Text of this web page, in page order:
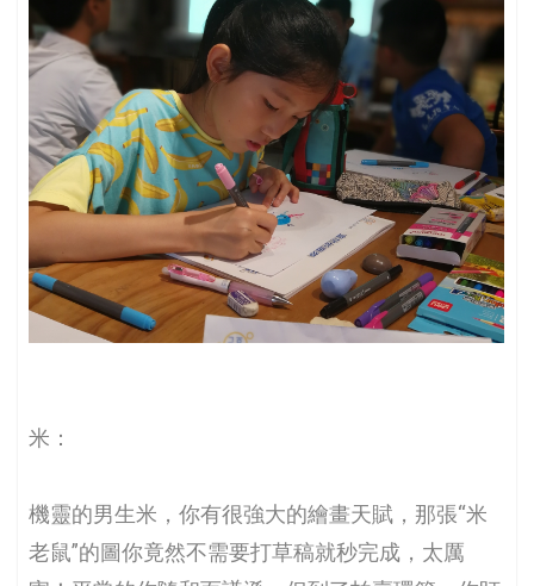
米：
機靈的男生米，你有很強大的繪畫天賦，那張“米
老鼠”的圖你竟然不需要打草稿就秒完成，太厲